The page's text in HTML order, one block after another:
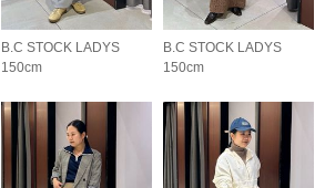
B.C STOCK LADYS
150cm
B.C STOCK LADYS
150cm